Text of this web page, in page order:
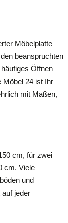
Möbelplatte –
beanspruchten
Öffnen
Möbel 24 ist Ihr
mit Maßen,
cm, für zwei
cm. Viele
und
auf jeder